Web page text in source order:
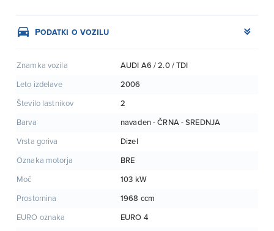
Podatki o vozilu
Znamka vozila AUDI A6 / 2.0 / TDI
Leto izdelave 2006
Število lastnikov 2
Barva navaden - ČRNA - SREDNJA
Vrsta goriva Dizel
Oznaka motorja BRE
Moč 103 kW
Prostornina 1968 ccm
EURO oznaka EURO 4